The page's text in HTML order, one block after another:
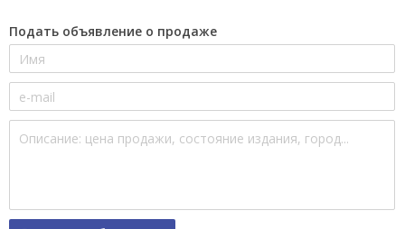
Подать объявление о продаже